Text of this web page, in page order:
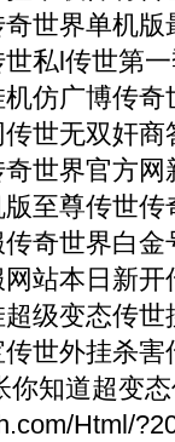
世界单机
私l传世第
仿广博传
世无双奸
世界官方
至尊传世
奇世界白
站本日新
级变态传
世外挂杀
知道超变
Html/